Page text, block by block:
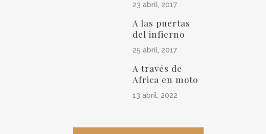
23 abril, 2017
A las puertas
del infierno
25 abril, 2017
A través de
Africa en moto
13 abril, 2022